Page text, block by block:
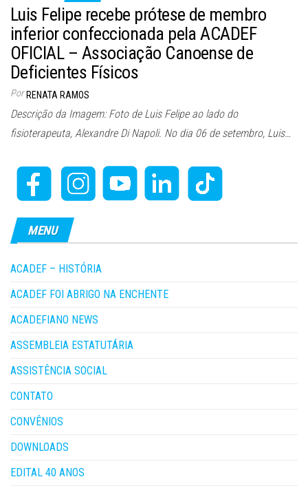
Luis Felipe recebe prótese de membro
inferior confeccionada pela ACADEF
OFICIAL – Associação Canoense de
Deficientes Físicos
Por RENATA RAMOS
Descrição da Imagem: Foto de Luis Felipe ao lado do
fisioterapeuta, Alexandre Di Napoli. No dia 06 de setembro, Luis…
MENU
ACADEF – HISTÓRIA
ACADEF FOI ABRIGO NA ENCHENTE
ACADEFIANO NEWS
ASSEMBLEIA ESTATUTÁRIA
ASSISTÊNCIA SOCIAL
CONTATO
CONVÊNIOS
DOWNLOADS
EDITAL 40 ANOS